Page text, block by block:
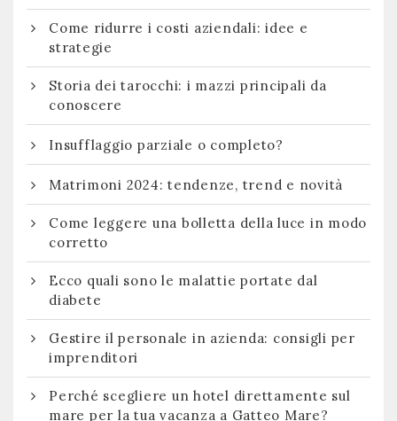
Come ridurre i costi aziendali: idee e
strategie
Storia dei tarocchi: i mazzi principali da
conoscere
Insufflaggio parziale o completo?
Matrimoni 2024: tendenze, trend e novità
Come leggere una bolletta della luce in modo
corretto
Ecco quali sono le malattie portate dal
diabete
Gestire il personale in azienda: consigli per
imprenditori
Perché scegliere un hotel direttamente sul
mare per la tua vacanza a Gatteo Mare?